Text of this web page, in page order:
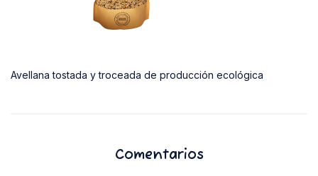
Avellana tostada y troceada de producción ecológica
Comentarios